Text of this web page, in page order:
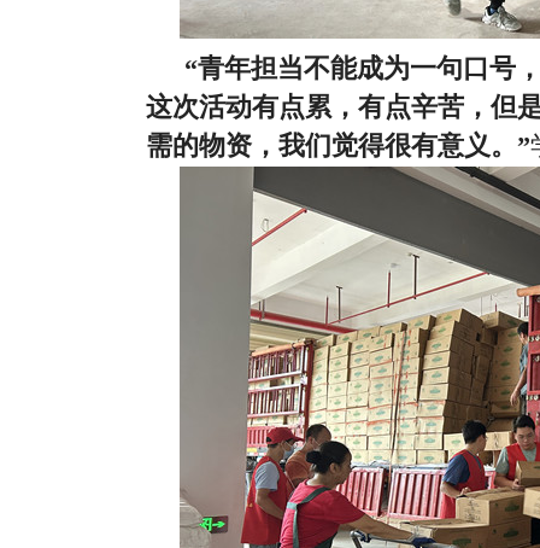
“青年担当不能成为一句口号
这次活动有点累，有点辛苦，但
需的物资，我们觉得很有意义。”